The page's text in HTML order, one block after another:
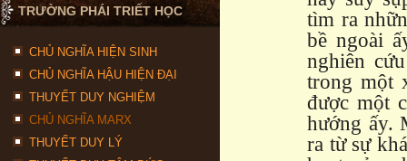
TRƯỜNG PHÁI TRIẾT HỌC
CHỦ NGHĨA HIỆN SINH
CHỦ NGHĨA HẬU HIỆN ĐẠI
THUYẾT DUY NGHIỆM
CHỦ NGHĨA MARX
THUYẾT DUY LÝ
tìm ra
bề ngoài
nghiên
trong một
được một
hướng ấy.
ra từ sự